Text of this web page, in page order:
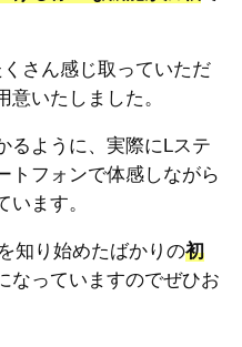
さん感じ取っていただ
意いたしました。
るように、実際にLステ
トフォンで体感しながら
ます。
知り始めたばかりの初
なっていますのでぜひお